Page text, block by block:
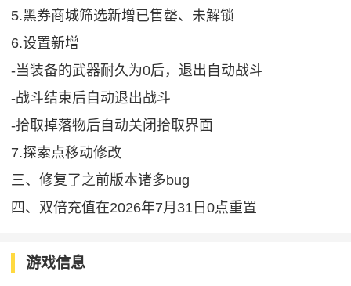
5.黑券商城筛选新增已售罄、未解锁
6.设置新增
-当装备的武器耐久为0后，退出自动战斗
-战斗结束后自动退出战斗
-拾取掉落物后自动关闭拾取界面
7.探索点移动修改
三、修复了之前版本诸多bug
四、双倍充值在2026年7月31日0点重置
游戏信息